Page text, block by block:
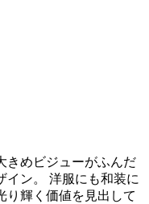
きめビジューがふんだ
イン。 洋服にも和装に
り輝く価値を見出して